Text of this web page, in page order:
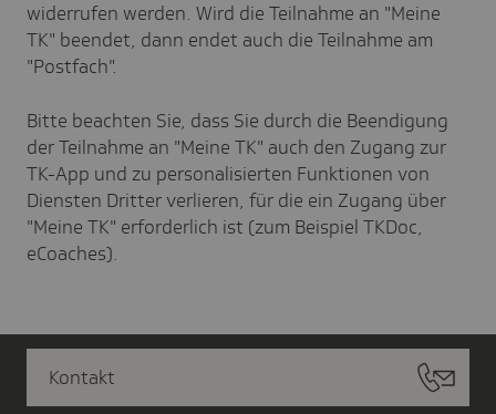
widerrufen werden. Wird die Teilnahme an "Meine
TK" beendet, dann endet auch die Teilnahme am
"Postfach".
Bitte beachten Sie, dass Sie durch die Beendigung
der Teilnahme an "Meine TK" auch den Zugang zur
TK-App und zu personalisierten Funktionen von
Diensten Dritter verlieren, für die ein Zugang über
"Meine TK" erforderlich ist (zum Beispiel TKDoc,
eCoaches).
Kontakt